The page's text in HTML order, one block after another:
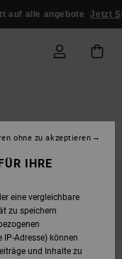
auf alle angebote Jetzt
SIND BALD
IHRE
eine vergleichbare
zu speichern
Adresse) können
und Inhalte zu
ohne zu akzeptieren